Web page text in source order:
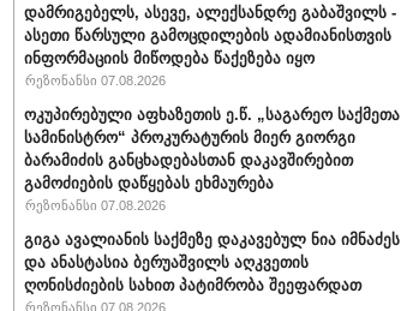
დამრიგებელს, ასევე, ალექსანდრე გაბაშვილს -
ასეთი წარსული გამოცდილების ადამიანისთვის
ინფორმაციის მიწოდება წაქეზება იყო
რეზონანსი 07.08.2026
ოკუპირებული აფხაზეთის ე.წ. „საგარეო საქმეთა
სამინისტრო“ პროკურატურის მიერ გიორგი
ბარამიძის განცხადებასთან დაკავშირებით
გამოძიების დაწყებას ეხმაურება
რეზონანსი 07.08.2026
გიგა ავალიანის საქმეზე დაკავებულ ნია იმნაძეს
და ანასტასია ბერუაშვილს აღკვეთის
ღონისძიების სახით პატიმრობა შეეფარდათ
რეზონანსი 07.08.2026